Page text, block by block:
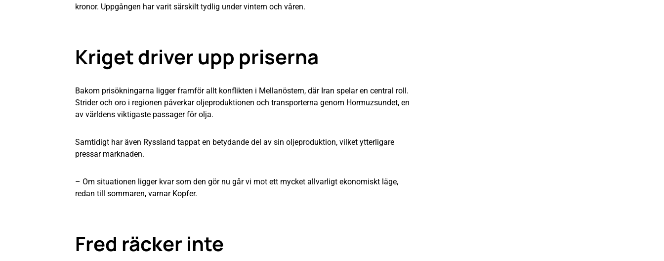
kronor. Uppgången har varit särskilt tydlig under vintern och våren.
Kriget driver upp priserna
Bakom prisökningarna ligger framför allt konflikten i Mellanöstern, där Iran spelar en central roll.
Strider och oro i regionen påverkar oljeproduktionen och transporterna genom Hormuzsundet, en
av världens viktigaste passager för olja.
Samtidigt har även Ryssland tappat en betydande del av sin oljeproduktion, vilket ytterligare
pressar marknaden.
– Om situationen ligger kvar som den gör nu går vi mot ett mycket allvarligt ekonomiskt läge,
redan till sommaren, varnar Kopfer.
Fred räcker inte